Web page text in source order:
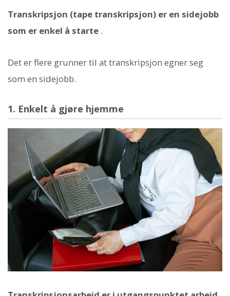
Transkripsjon (tape transkripsjon) er en sidejobb
som er enkel å starte .
Det er flere grunner til at transkripsjon egner seg
som en sidejobb.
1. Enkelt å gjøre hjemme